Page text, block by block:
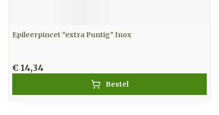
Epileerpincet "extra Puntig" Inox
€ 14,34
Bestel